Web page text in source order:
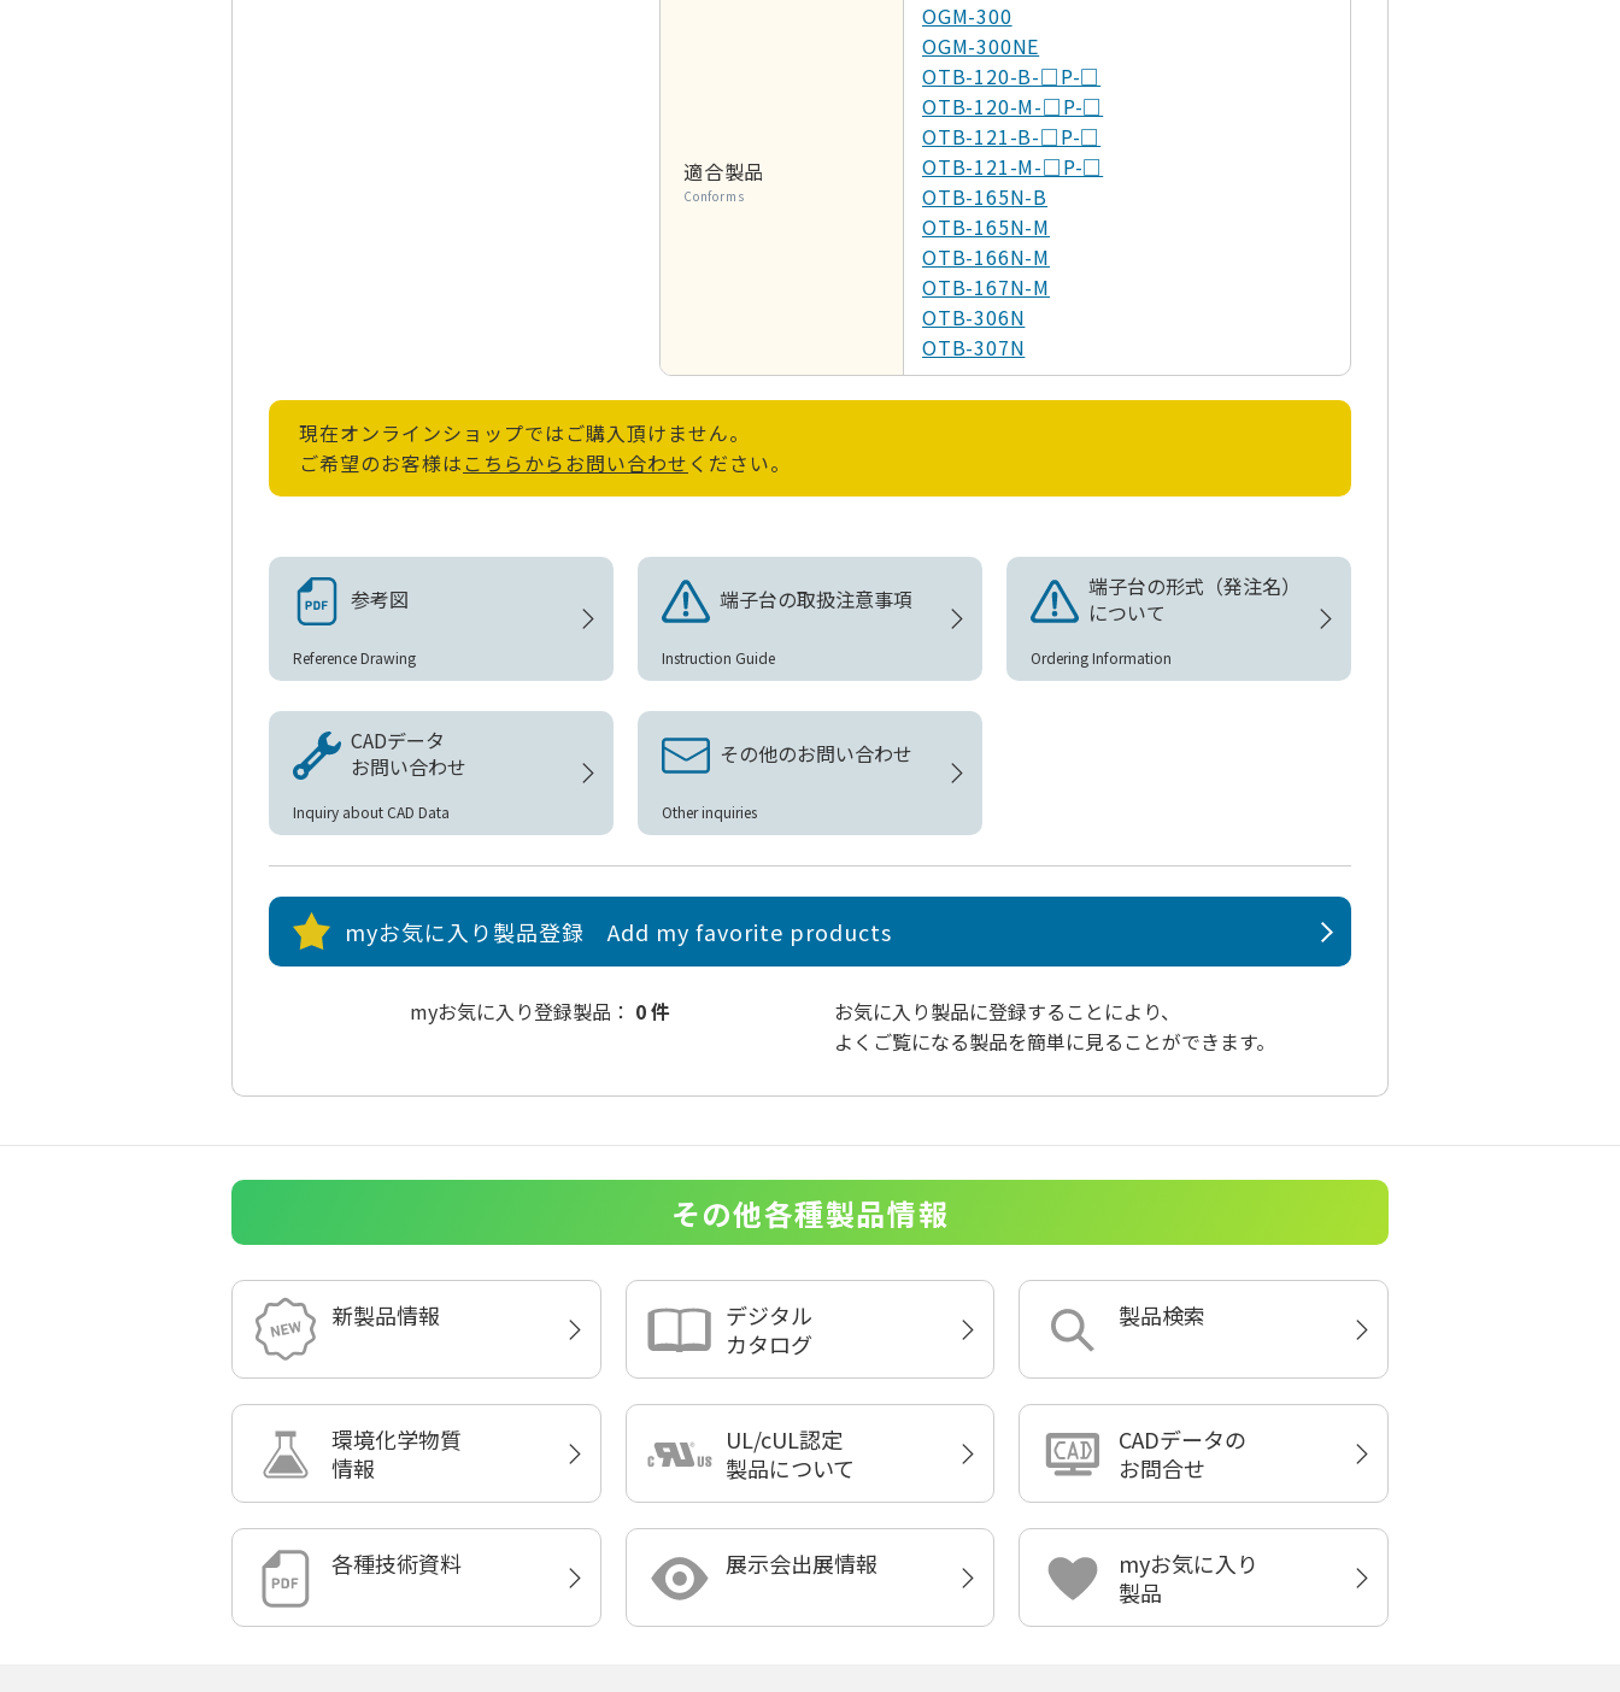
適合製品
Conforms
OGM-300
OGM-300NE
OTB-120-B-□P-□
OTB-120-M-□P-□
OTB-121-B-□P-□
OTB-121-M-□P-□
OTB-165N-B
OTB-165N-M
OTB-166N-M
OTB-167N-M
OTB-306N
OTB-307N
OTB-420N
OTB-650
OTB-945-1
OULP-947-B
OULP-947-M
OULP-948-B
OULP-948-M
OULP-948F-B-3
現在オンラインショップではご購入頂けません。
ご希望のお客様は こちらからお問い合わせ ください。
参考図
Reference Drawing
端子台の取扱注意事項
Instruction Guide
端子台の形式（発注名）
について
Ordering Information
CADデータ
お問い合わせ
Inquiry about CAD Data
その他のお問い合わせ
Other inquiries
myお気に入り製品登録 Add my favorite products
myお気に入り登録製品： 0 件 お気に入り製品に登録することにより、
よくご覧になる製品を簡単に見ることができます。
その他各種製品情報
新製品情報
デジタル
カタログ
製品検索
環境化学物質
情報
UL/cUL認定
製品について
CADデータの
お問合せ
各種技術資料 展示会出展情報
myお気に入り
製品